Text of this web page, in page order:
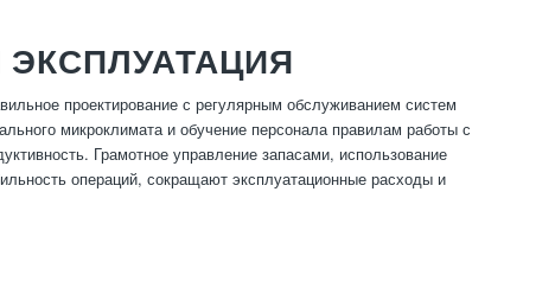
проектирование с регулярным обслуживанием систем
микроклимата и обучение персонала правилам работы с
Грамотное управление запасами, использование
операций, сокращают эксплуатационные расходы и